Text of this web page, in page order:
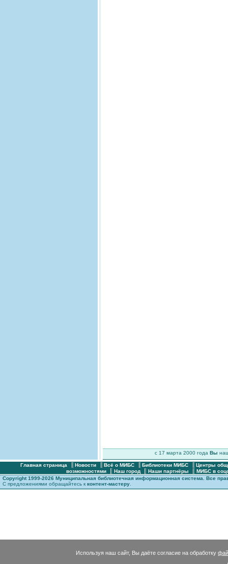
c 17 марта 2000 годаВы
Главная страница Новости Всё о МИБС Библиотеки МИБС
Центры
возможностями
Наш город Наши партнёры
МИБС в
Copyright 1999-2026 Муниципальная библиотечная информационная система. Все
С предложениями обращайтесь к контент-мастеру
Используя наш сайт, Вы даёте согласие на обработку